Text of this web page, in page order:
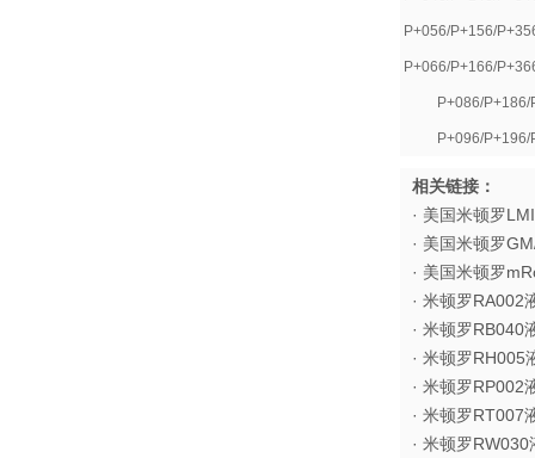
P+056/P+156/
P+066/P+166/
P+086/P+186/
P+096/P+196/
相关链接：
· 美国米顿罗
· 美国米顿罗
· 美国米顿罗
· 米顿罗RA002
· 米顿罗RB040
· 米顿罗RH005
· 米顿罗RP002
· 米顿罗RT007
· 米顿罗